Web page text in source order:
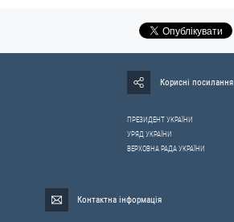
Корисні посилання
ПРЕЗИДЕНТ УКРАЇНИ
УРЯД УКРАЇНИ
ВЕРХОВНА РАДА УКРАЇНИ
Контактна інформація